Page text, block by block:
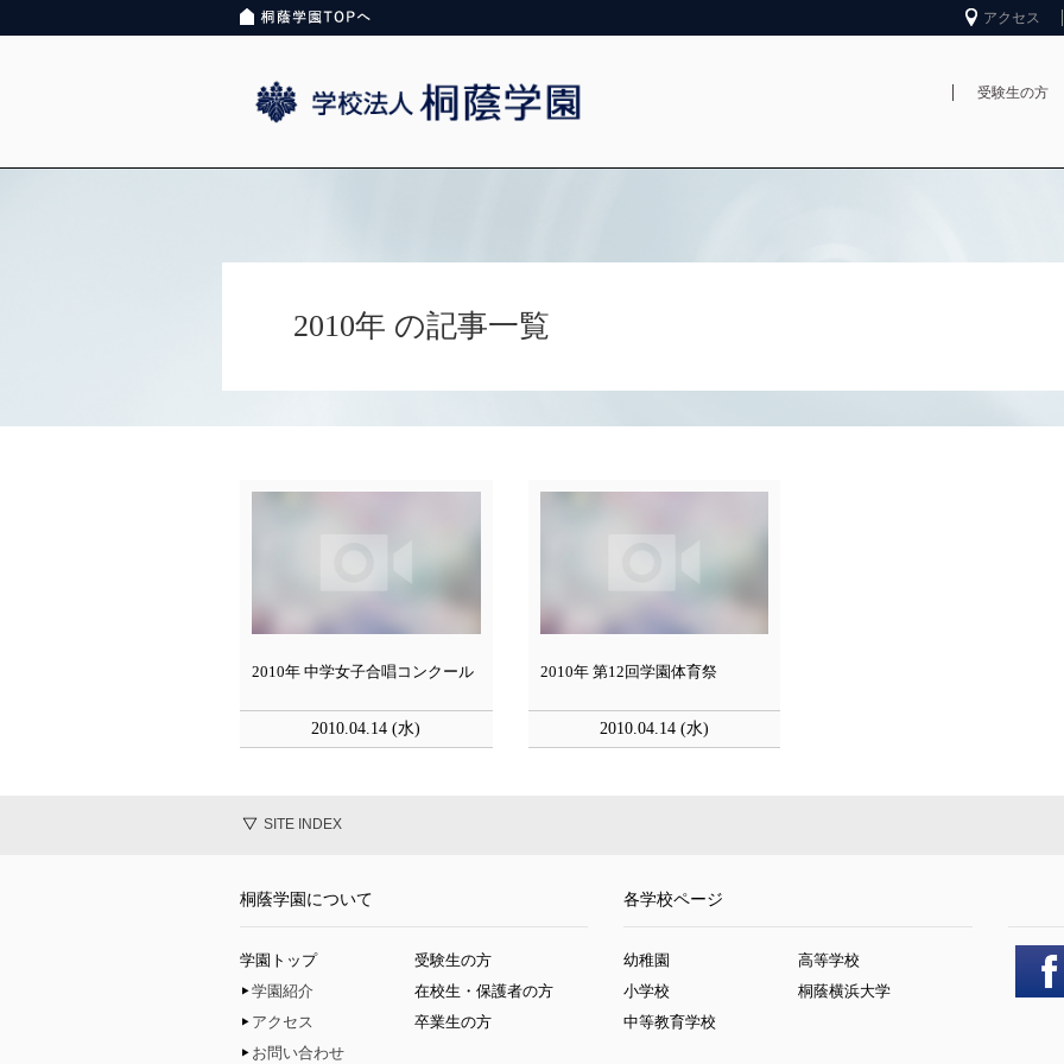
アクセス
受験生の方
2010年 の記事一覧
2010年 中学女子合唱コンクール
2010.04.14 (水)
2010年 第12回学園体育祭
2010.04.14 (水)
SITE INDEX
桐蔭学園について
学園トップ
学園紹介
アクセス
お問い合わせ
受験生の方
在校生・保護者の方
卒業生の方
各学校ページ
幼稚園
小学校
中等教育学校
高等学校
桐蔭横浜大学